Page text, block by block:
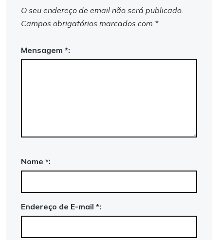
O seu endereço de email não será publicado.
Campos obrigatórios marcados com *
Mensagem *:
Nome *:
Endereço de E-mail *: